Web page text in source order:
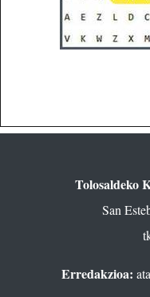
Tolosaldeko
San
Erredakzioa: